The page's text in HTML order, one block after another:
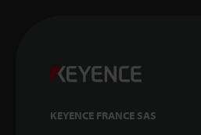
KEYENCE FRANCE SAS